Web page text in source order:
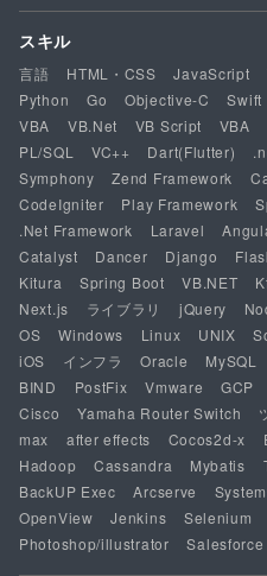
スキル
言語 HTML・CSS JavaScript
Python
Go Objective-C Swift
VBA
VB.Net VB Script VBA
PL/SQL
VC++ Dart(Flutter)
Symphony
Zend Framework
CodeIgniter
Play Framework
.Net Framework
Laravel
Catalyst
Dancer Django
Kitura
Spring Boot VB.NET
Next.js
ライブラリ jQuery
OS
Windows Linux UNIX
iOS
インフラ Oracle MySQL
BIND
PostFix Vmware GCP
Cisco
Yamaha Router Switch
max
after effects Cocos2d-x
Hadoop
Cassandra Mybatis
BackUP Exec
Arcserve
OpenView
Jenkins Selenium
Photoshop/illustrator
Salesforce